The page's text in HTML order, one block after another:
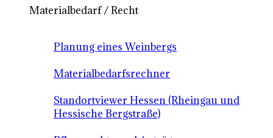
Materialbedarf / Recht
Planung eines Weinbergs
Materialbedarfsrechner
Standortviewer Hessen (Rheingau und
Hessische Bergstraße)